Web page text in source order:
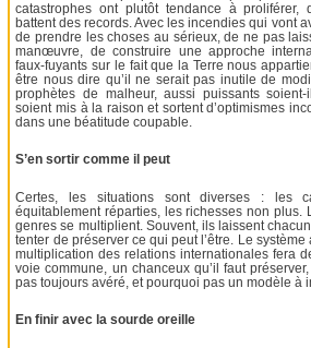
catastrophes ont plutôt tendance à proliférer,
battent des records. Avec les incendies qui vont
de prendre les choses au sérieux, de ne pas
manœuvre, de construire une approche
faux-fuyants sur le fait que la Terre nous
être nous dire qu’il ne serait pas inutile de
prophètes de malheur, aussi puissants
soient mis à la raison et sortent d’optimismes
dans une béatitude coupable.
S’en sortir comme il peut
Certes, les situations sont diverses : les
équitablement réparties, les richesses non plus.
genres se multiplient. Souvent, ils laissent
tenter de préserver ce qui peut l’être. Le
multiplication des relations internationales fera
voie commune, un chanceux qu’il faut
pas toujours avéré, et pourquoi pas un modèle à
En finir avec la sourde oreille